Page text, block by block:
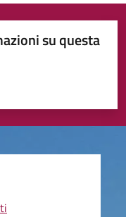
su questa